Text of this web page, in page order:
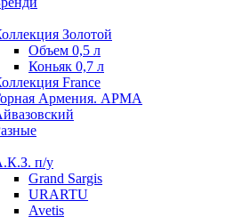
Золотой
Объем 0,5 л
Коньяк 0,7 л
France
Армения. АРМА
п/у
Grand Sargis
URARTU
Avetis